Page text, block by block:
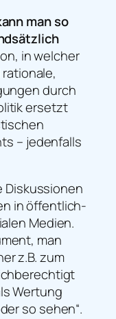
man so
in welcher
durch
ersetzt
– jedenfalls
Diskussionen
in öffentlich-
Medien.
man
z.B. zum
Wertung
so sehen“.